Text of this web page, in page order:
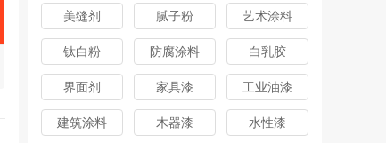
美缝剂 腻子粉 艺术涂料
钛白粉 防腐涂料 白乳胶
界面剂 家具漆 工业油漆
建筑涂料 木器漆 水性漆